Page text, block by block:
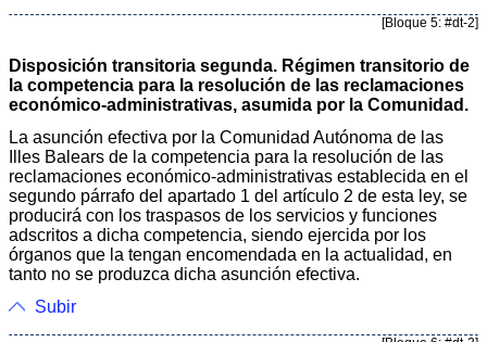
[Bloque 5: #dt-2]
Disposición transitoria segunda. Régimen transitorio de
la competencia para la resolución de las reclamaciones
económico-administrativas, asumida por la Comunidad.
La asunción efectiva por la Comunidad Autónoma de las
Illes Balears de la competencia para la resolución de las
reclamaciones económico-administrativas establecida en el
segundo párrafo del apartado 1 del artículo 2 de esta ley, se
producirá con los traspasos de los servicios y funciones
adscritos a dicha competencia, siendo ejercida por los
órganos que la tengan encomendada en la actualidad, en
tanto no se produzca dicha asunción efectiva.
Subir